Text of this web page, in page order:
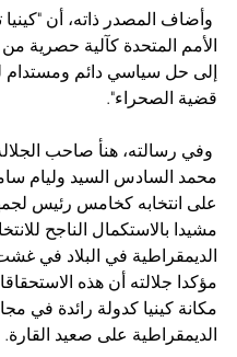
وأضاف المصدر ذاته، أن "كينيا
الأمم المتحدة كآلية حصرية
إلى حل سياسي دائم ومستدام
قضية الصحراء".
وفي رسالته، هنأ صاحب
محمد السادس السيد وليام
على انتخابه كخامس رئيس
مشيدا بالاستكمال الناجح
مؤكدا جلالته أن هذه
مكانة كينيا كدولة رائدة في
الديمقراطية على صعيد القارة.